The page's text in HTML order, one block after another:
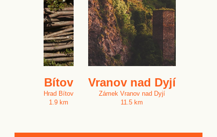
Bítov
Hrad Bítov
1.9 km
Vranov nad Dyjí
Zámek Vranov nad Dyjí
11.5 km